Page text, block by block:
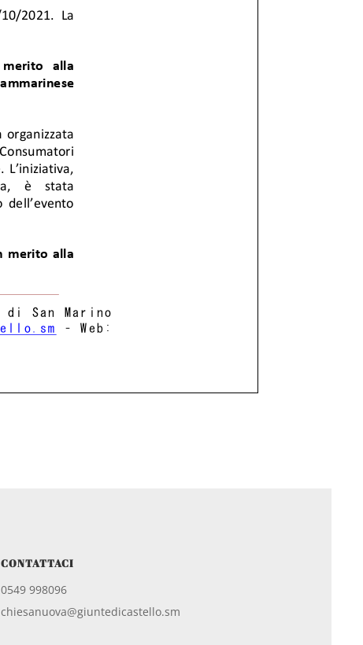
CONTATTACI
0549 998096
chiesanuova@giuntedicastello.sm